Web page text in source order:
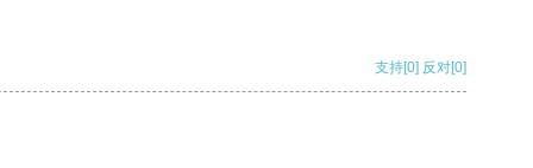
支持[0] 反对[0]